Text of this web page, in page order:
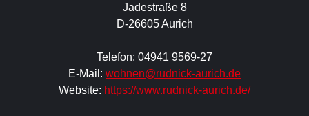
Jadestraße 8
D-26605 Aurich
Telefon: 04941 9569-27
E-Mail: wohnen@rudnick-aurich.de
Website: https://www.rudnick-aurich.de/